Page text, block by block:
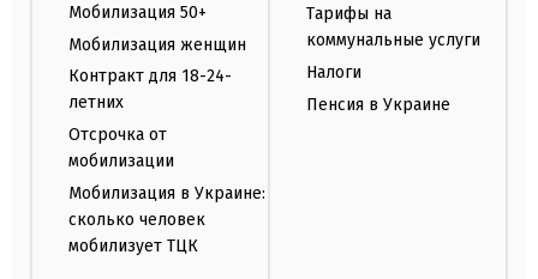
Мобилизация 50+
Мобилизация женщин
Контракт для 18-24-
летних
Отсрочка от
мобилизации
Мобилизация в Украине:
сколько человек
мобилизует ТЦК
Тарифы на
коммунальные услуги
Налоги
Пенсия в Украине